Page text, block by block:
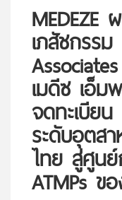
MEDEZE
เภสัชกรร
เมดีซ เอ็ม
จดทะเบีย
ระดับอุตส
ไทย สู่ศูน
ATMPs ข